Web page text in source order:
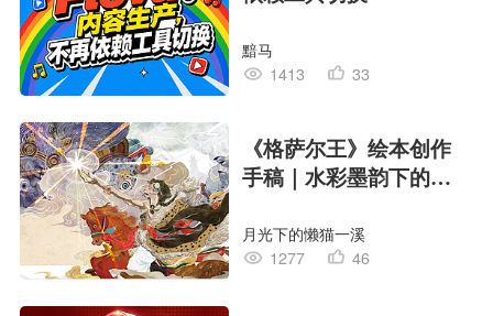
黯马
1413
33
《格萨尔王》绘本创作
手稿｜水彩墨韵下的史
月光下的懒猫一溪
1277
46